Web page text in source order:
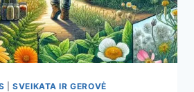
|SVEIKATA IR GEROVĖ